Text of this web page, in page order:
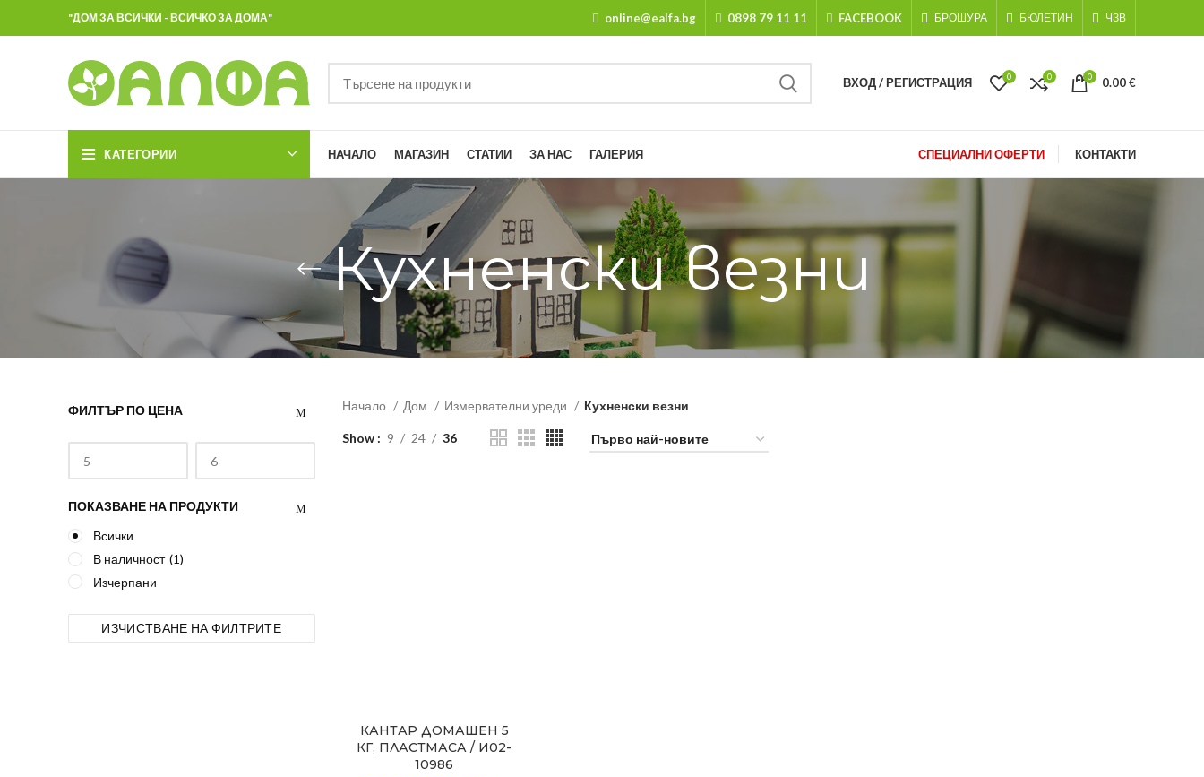
"ДОМ ЗА ВСИЧКИ - ВСИЧКО ЗА ДОМА" online@ealfa.bg 0898 79 11 11 FACEBOOK БРОШУРА БЮЛЕТИН ЧЗВ
ВХОД / РЕГИСТРАЦИЯ 0 0 0 0.00€
КАТЕГОРИИ НАЧАЛО МАГАЗИН СТАТИИ ЗА НАС ГАЛЕРИЯ СПЕЦИАЛНИ ОФЕРТИ КОНТАКТИ
Кухненски везни
ФИЛТЪР ПО ЦЕНА
ПОКАЗВАНЕ НА ПРОДУКТИ
Всички
В наличност (1)
Изчерпани
ИЗЧИСТВАНЕ НА ФИЛТРИТЕ
Начало Дом Измервателни уреди Кухненски везни
Show 9 24 36
КАНТАР ДОМАШЕН 5
КГ, ПЛАСТМАСА / И02-
10986